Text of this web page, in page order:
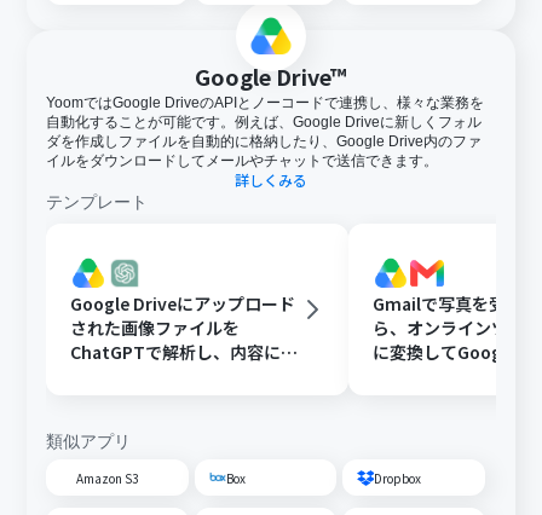
Google Drive™
YoomではGoogle DriveのAPIとノーコードで連携し、様々な業務を
自動化することが可能です。例えば、Google Driveに新しくフォル
ダを作成しファイルを自動的に格納したり、Google Drive内のファ
イルをダウンロードしてメールやチャットで送信できます。
詳しくみる
テンプレート
Google Driveにアップロード
された画像ファイルを
ChatGPTで解析し、内容に応
Gmailで写真を受け
ら、オンラインツー
に変換してGoogle
類似アプリ
Amazon S3 Box Dropbox